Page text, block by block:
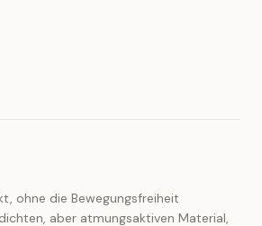
ohne die Bewegungsfreiheit
aber atmungsaktiven Material,